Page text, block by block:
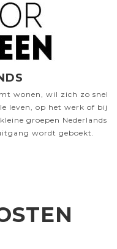
wonen, wil zich zo snel
leven, op het werk of bij
groepen Nederlands
wordt geboekt.